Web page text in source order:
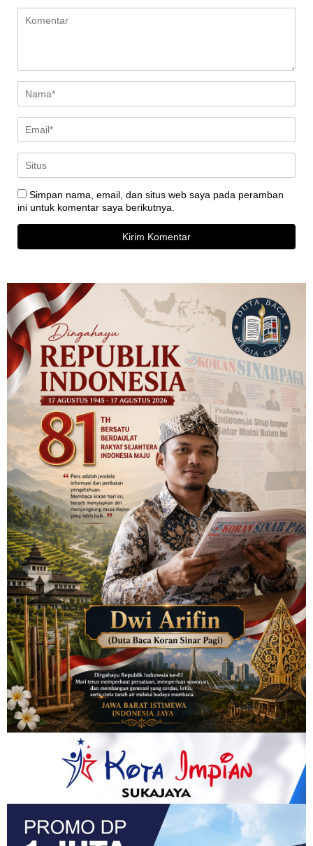
Simpan nama, email, dan situs web saya pada peramban
ini untuk komentar saya berikutnya.